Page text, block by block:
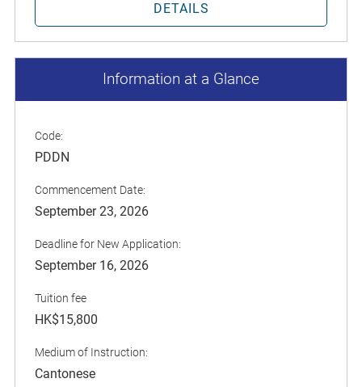
DETAILS
Information at a Glance
Code:
PDDN
Commencement Date:
September 23, 2026
Deadline for New Application:
September 16, 2026
Tuition fee
HK$15,800
Medium of Instruction:
Cantonese